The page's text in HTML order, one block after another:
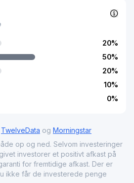
20%
50%
20%
10%
0%
TwelveData og Morningstar
op og ned. Selvom investeringer
investorer et positivt afkast på
for fremtidige afkast. Der er
ikke får de investerede penge